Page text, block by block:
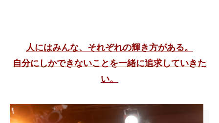
人にはみんな、それぞれの輝き方がある。
自分にしかできないことを一緒に追求していきた
い。